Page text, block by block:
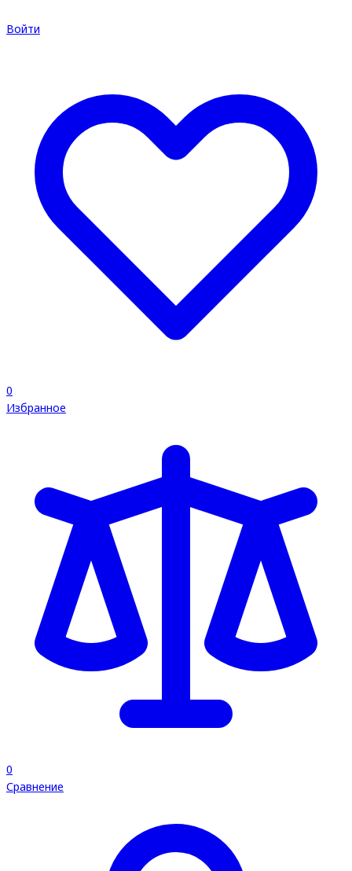
Войти
0
Избранное
0
Сравнение